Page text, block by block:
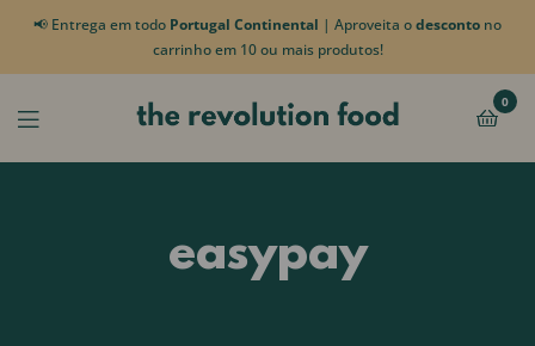
📢 Entrega em todo Portugal Continental | Aproveita odesconto no
carrinho em 10 ou mais produtos!
0
easypay